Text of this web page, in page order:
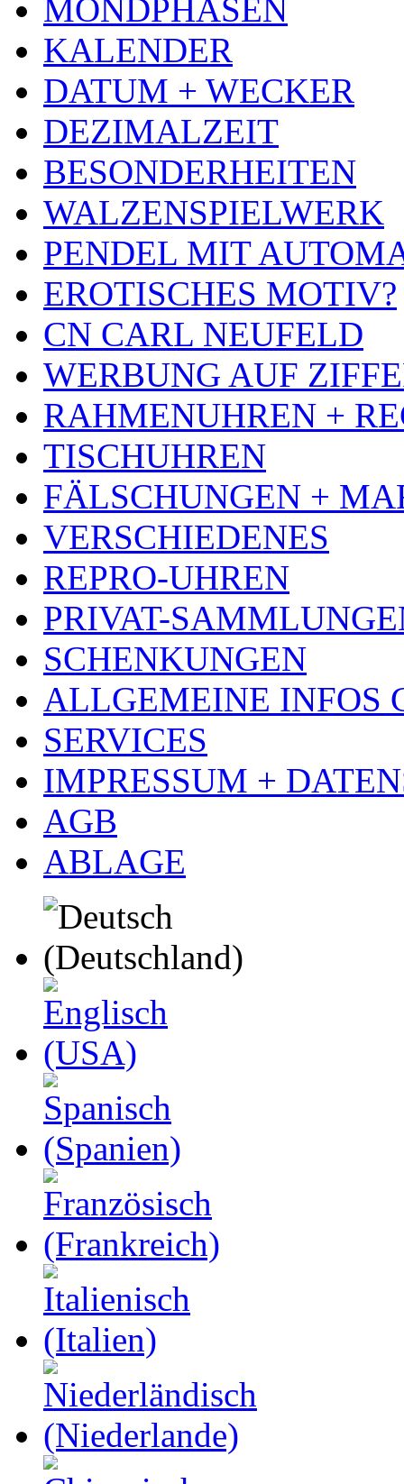
MONDPHASEN
KALENDER
DATUM + WECKER
DEZIMALZEIT
BESONDERHEITEN
WALZENSPIELWERK
PENDEL MIT
EROTISCHES MOTIV?
CN CARL NEUFELD
WERBUNG AUF
RAHMENUHREN +
TISCHUHREN
FÄLSCHUNGEN +
VERSCHIEDENES
REPRO-UHREN
PRIVAT-
SCHENKUNGEN
ALLGEMEINE INFOS
SERVICES
IMPRESSUM +
AGB
ABLAGE